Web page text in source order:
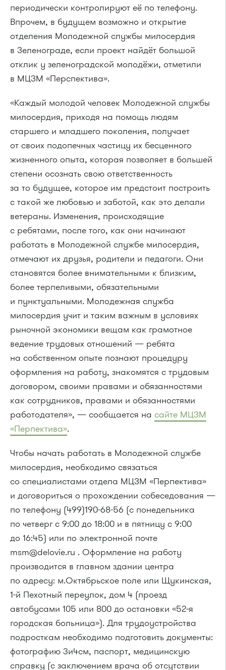
периодически контролируют её по телефону.
Впрочем, в будущем возможно и открытие
отделения Молодежной службы милосердия
в Зеленограде, если проект найдёт большой
отклик у зеленоградской молодёжи, отметили
в МЦЗМ «Перспектива».
«Каждый молодой человек Молодежной службы
милосердия, приходя на помощь людям
старшего и младшего поколения, получает
от своих подопечных частицу их бесценного
жизненного опыта, которая позволяет в большей
степени осознать свою ответственность
за то будущее, которое им предстоит построить
с такой же любовью и заботой, как это делали
ветераны. Изменения, происходящие
с ребятами, после того, как они начинают
работать в Молодежной службе милосердия,
отмечают их друзья, родители и педагоги. Они
становятся более внимательными к близким,
более терпеливыми, обязательными
и пунктуальными. Молодежная служба
милосердия учит и таким важным в условиях
рыночной экономики вещам как грамотное
ведение трудовых отношений — ребята
на собственном опыте познают процедуру
оформления на работу, знакомятся с трудовым
договором, своими правами и обязанностями
как сотрудников, правами и обязанностями
работодателя», — сообщается на сайте МЦЗМ
«Перпектива».
Чтобы начать работать в Молодежной службе
милосердия, необходимо связаться
со специалистами отдела МЦЗМ «Перпектива»
и договориться о прохождении собеседования —
по телефону (499)190-68-56 (с понедельника
по четверг с 9:00 до 18:00 и в пятницу с 9:00
до 16:45) или по электронной почте
msm@delovie.ru . Оформление на работу
производится в главном здании центра
по адресу: м.Октябрьское поле или Щукинская,
1-й Пехотный переулок, дом 4 (проезд
автобусами 105 или 800 до остановки «52-я
городская больница»). Для трудоустройства
подросткам необходимо подготовить документы:
фотографию 3и4см, паспорт, медицинскую
справку (с заключением врача об отсутствии